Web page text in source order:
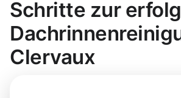
Schritte zur
Clervaux